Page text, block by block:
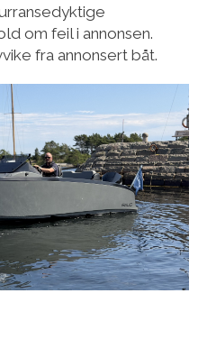
om feil i annonsen.
fra annonsert båt.